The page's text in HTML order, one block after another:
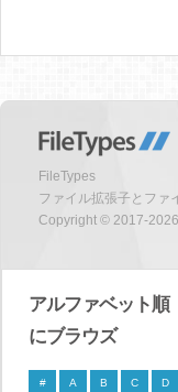
FileTypes
ファイル拡張子とファ
Copyright © 2017-
アルファベット順
にブラウズ
# A B C D